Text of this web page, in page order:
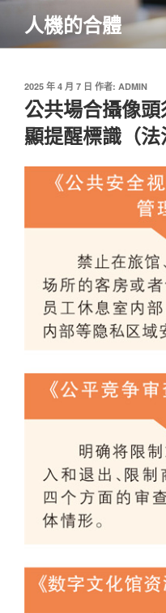
主
人機的合體
發
佈
於
2025 年 4 月 7 日 作者: ADMIN
公共場合攝像
顯提醒標識（